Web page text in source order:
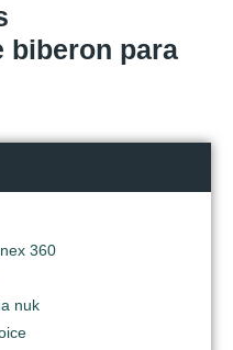
biberon para
360
nuk